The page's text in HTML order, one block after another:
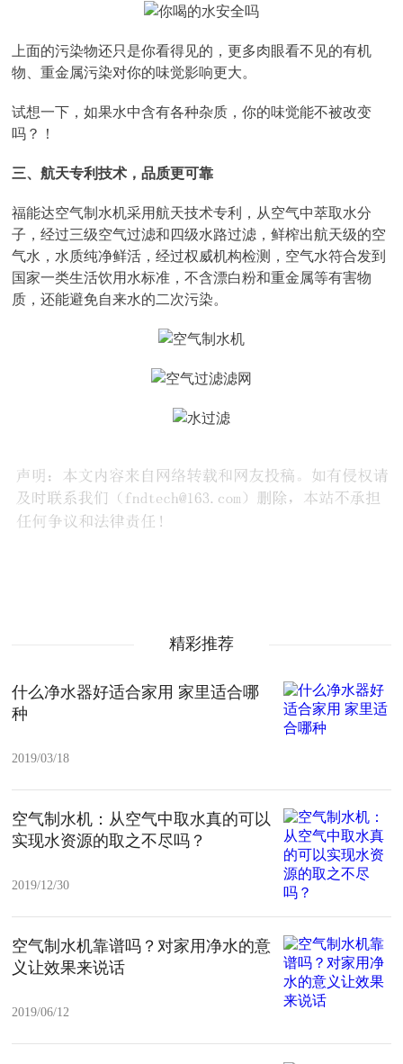
上面的污染物还只是你看得见的，更多肉眼看不见的有机
物、重金属污染对你的味觉影响更大。
试想一下，如果水中含有各种杂质，你的味觉能不被改变
吗？！
三、航天专利技术，品质更可靠
福能达空气制水机采用航天技术专利，从空气中萃取水分
子，经过三级空气过滤和四级水路过滤，鲜榨出航天级的空
气水，水质纯净鲜活，经过权威机构检测，空气水符合发到
国家一类生活饮用水标准，不含漂白粉和重金属等有害物
质，还能避免自来水的二次污染。
精彩推荐
什么净水器好适合家用 家里适合哪
种
2019/03/18
空气制水机：从空气中取水真的可以
实现水资源的取之不尽吗？
2019/12/30
空气制水机靠谱吗？对家用净水的意
义让效果来说话
2019/06/12